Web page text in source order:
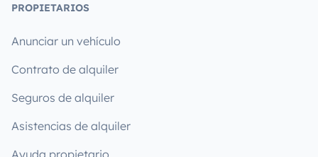
PROPIETARIOS
Anunciar un vehículo
Contrato de alquiler
Seguros de alquiler
Asistencias de alquiler
Ayuda propietario